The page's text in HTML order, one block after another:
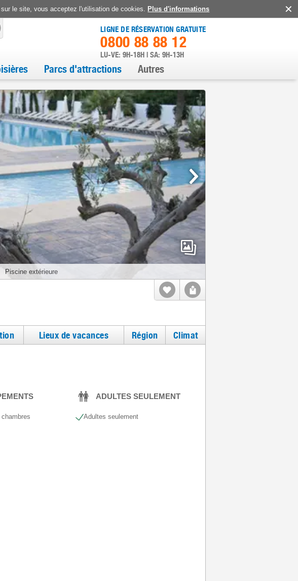
le site, vous acceptez l'utilisation de cookies. Plus d'informations
LIGNE DE RÉSERVATION GRATUITE
0800 88 88 12
LU-VE: 9H-18H | SA: 9H-13H
Parcs d'attractions Autres
Piscine extérieure
Lieux de vacances Région Climat
ADULTES SEULEMENT
Adultes seulement